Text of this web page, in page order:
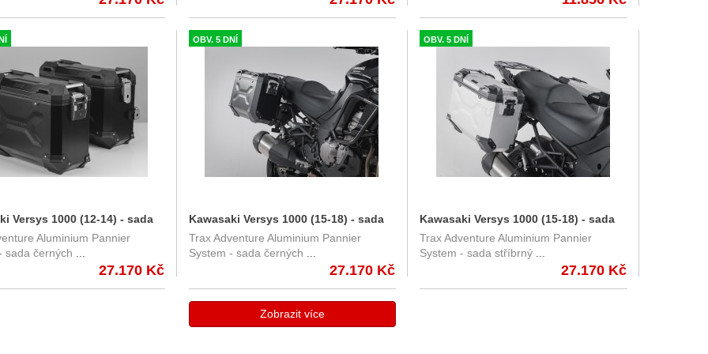
Versys 1000 (12-14) - sada
kufrů TRAX Adventure 37/37
- černé KFT.08.369.70000/B
Aluminium Pannier
sada černých
27.170 Kč
OBV. 5 DNÍ
Kawasaki Versys 1000 (15-18) - sada
bočních kufrů TRAX Adventure 37/37
l. s nosiči - černé KFT.08.722.70000/B
Trax Adventure Aluminium Pannier
System - sada černých
27.170 Kč
OBV. 5 DNÍ
Kawasaki Versys 1000 (15-18) - sada
bočních kufrů TRAX Adventure 37/37
l. s nosiči - stříbrné
Trax Adventure Aluminium Pannier
System - sada stříbrný
27.170 Kč
Zobrazit více